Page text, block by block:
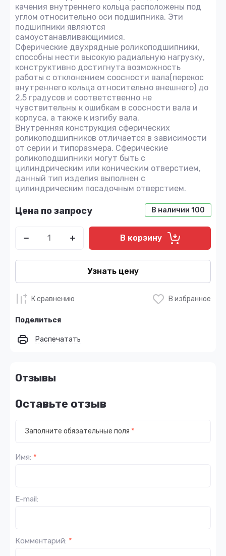
качения внутреннего кольца расположены под
углом относительно оси подшипника. Эти
подшипники являются
самоустанавливающимися.
Сферические двухрядные роликоподшипники,
способны нести высокую радиальную нагрузку,
конструктивно достигнута возможность
работы с отклонением соосности вала(перекос
внутреннего кольца относительно внешнего) до
2,5 градусов и соответственно не
чувствительны к ошибкам в соосности вала и
корпуса, а также к изгибу вала.
Внутренняя конструкция сферических
роликоподшипников отличается в зависимости
от серии и типоразмера. Сферические
роликоподшипники могут быть с
цилиндрическим или коническим отверстием,
данный тип изделия выполнен с
цилиндрическим посадочным отверстием.
В наличии 100
Цена по запросу
В корзину
Узнать цену
К сравнению В избранное
Поделиться
Распечатать
Отзывы
Оставьте отзыв
Заполните обязательные поля *
Имя: *
E-mail:
Комментарий: *